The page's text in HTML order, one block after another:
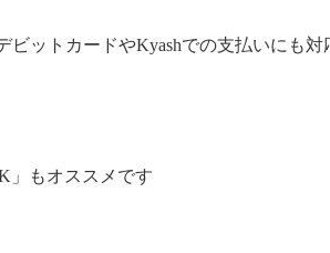
ットカードやKyashでの支払いにも対
」もオススメです